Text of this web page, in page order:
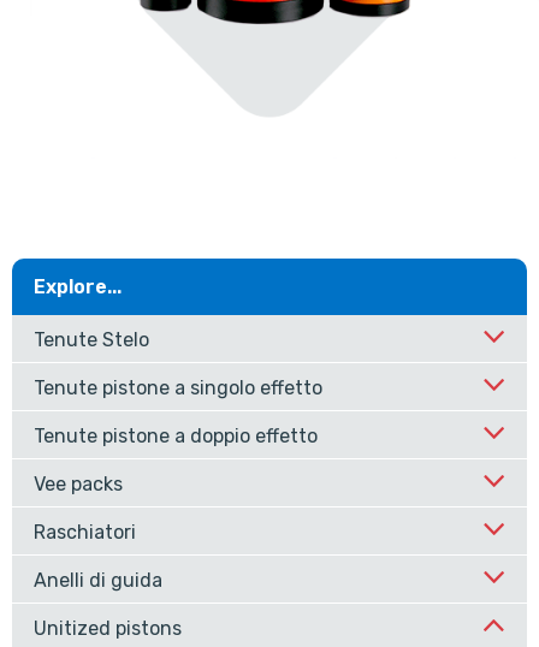
Explore...
Tenute Stelo
Tenute pistone a singolo effetto
Tenute pistone a doppio effetto
Vee packs
Raschiatori
Anelli di guida
Unitized pistons